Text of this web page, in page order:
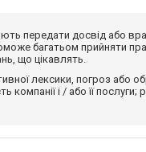
передати досвід або
багатьом прийняти
що цікавлять.
лексики, погроз або
компанії і / або її